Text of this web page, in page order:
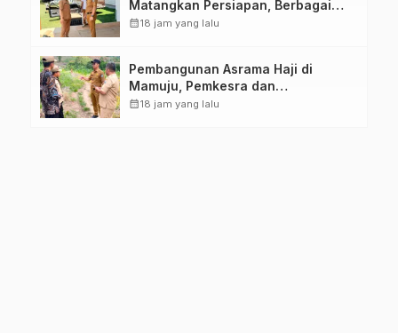
Matangkan Persiapan, Berbagai
Lomba Akan Dilaksanakan Pemprov
calendar_month18 jam yang lalu
Pembangunan Asrama Haji di
Mamuju, Pemkesra dan
Kementerian Haji Sulbar Tinjau
calendar_month18 jam yang lalu